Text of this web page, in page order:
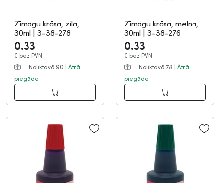
Zīmogu krāsa, zila,
30ml
3-38-278
0.33
€ bez PVN
Noliktavā 90 | Ātrā
piegāde
Zīmogu krāsa, melna,
30ml
3-38-276
0.33
€ bez PVN
Noliktavā 78 | Ātrā
piegāde